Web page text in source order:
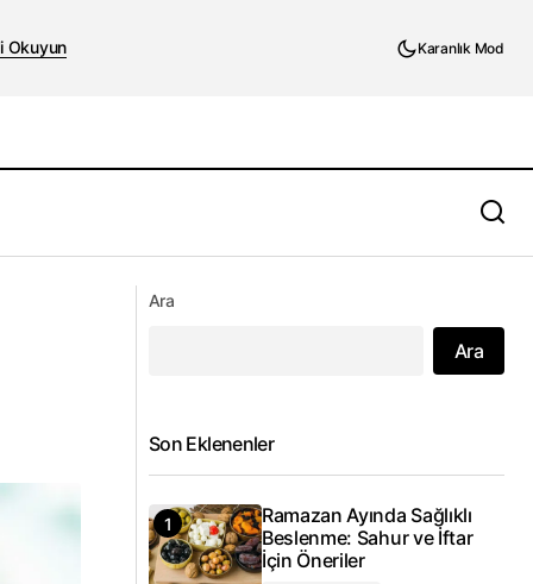
Okuyun Karanlık Mod
Uyarı Ara
Ara
Son Eklenenler
Ramazan Ayında Sağlıklı
Beslenme: Sahur ve İftar
İçin Öneriler